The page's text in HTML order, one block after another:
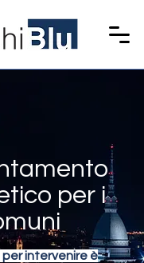
per i
per intervenire è